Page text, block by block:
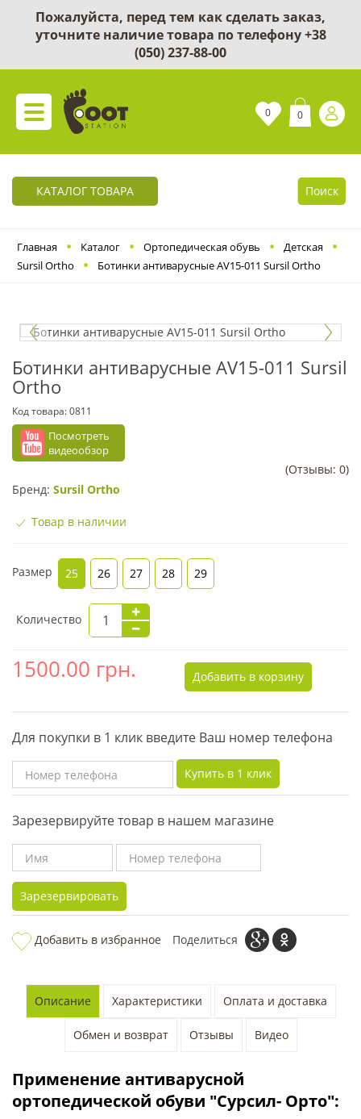
Пожалуйста, перед тем как сделать заказ,
уточните наличие товара по телефону+38
(050) 237-88-00
0 0
КАТАЛОГ ТОВАРА Поиск
Главная Каталог Ортопедическая обувь
Детская
Sursil Ortho
Ботинки антиварусные AV15-011 Sursil Ortho
Ботинки антиварусные AV15-011 Sursil
Ortho
Код товара:0811
Посмотреть
видеообзор
(Отзывы: 0)
Бренд: Sursil Ortho
Товар в наличии
Размер 25 26 27 28 29
Количество
1500.00 грн. Добавить в корзину
Для покупки в 1 клик введите Ваш номер телефона
Купить в 1 клик
Зарезервируйте товар в нашем магазине
Зарезервировать
Добавить в избранное Поделиться
Описание Характеристики Оплата и доставка
Обмен и возврат Отзывы Видео
Применение антиварусной
ортопедической обуви "Сурсил- Орто":